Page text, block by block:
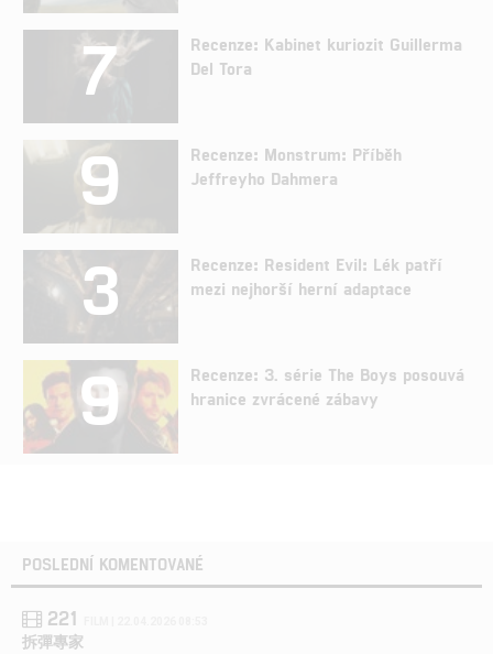
7
Recenze: Kabinet kuriozit Guillerma
Del Tora
9
Recenze: Monstrum: Příběh
Jeffreyho Dahmera
3
Recenze: Resident Evil: Lék patří
mezi nejhorší herní adaptace
9
Recenze: 3. série The Boys posouvá
hranice zvrácené zábavy
POSLEDNÍ KOMENTOVANÉ
221
拆彈專家